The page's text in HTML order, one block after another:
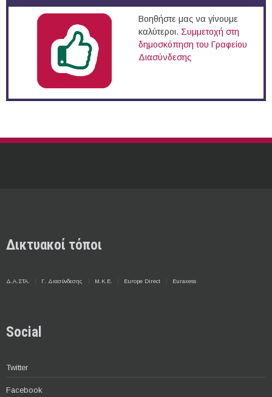
Βοηθήστε μας να γίνουμε
καλύτεροι. Συμμετοχή στη
δημοσκόπηση του Γραφείου
Διασύνδεσης
Δικτυακοί τόποι
Δ.Α.ΣΤΑ. Γ. Διασύνδεσης Μ.Κ.Ε. Europe Direct Euraxess
Social
Twitter
Facebook